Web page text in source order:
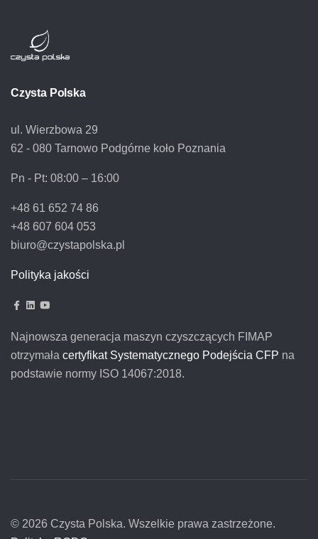
Czysta Polska
ul. Wierzbowa 29
62 - 080 Tarnowo Podgórne koło Poznania
Pn - Pt: 08:00 – 16:00
+48 61 652 74 86
+48 607 604 053
biuro@czystapolska.pl
Polityka jakości
Najnowsza generacja maszyn czyszczących FIMAP
otrzymała certyfikat Systematycznego Podejścia CFP na
podstawie normy ISO 14067:2018.
© 2026 Czysta Polska. Wszelkie prawa zastrzeżone.